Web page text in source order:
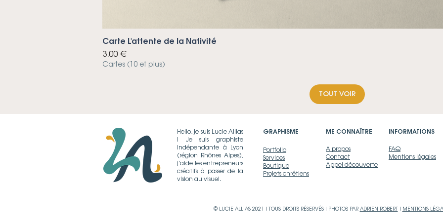
Carte L'attente de la Nativité
Prix
3,00 €
Cartes (10 et plus)
TOUT VOIR
Hello, je suis Lucie Allias
! Je suis graphiste
indépendante à Lyon
(région Rhônes Alpes),
j'aide les entrepreneurs
créatifs à passer de la
vision au visuel.
GRAPHISME
Portfolio
Services
Boutique
Projets chrétiens
ME CONNAÎTRE INFORMATIONS
A propos
Contact
Appel découverte
FAQ
Mentions légales
© LUCIE ALLIAS 2021 I TOUS DROITS RÉSERVÉS I PHOTOS PAR ADRIEN ROBERT MENTIONS